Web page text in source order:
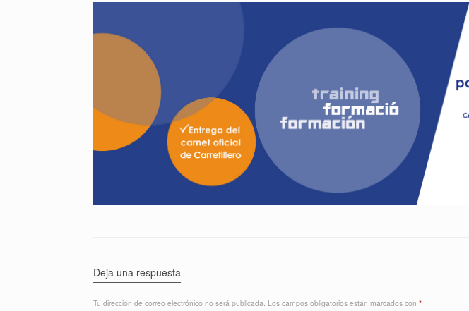
Deja una respuesta
Tu dirección de correo electrónico no será publicada. Los campos obligatorios están marcados con *